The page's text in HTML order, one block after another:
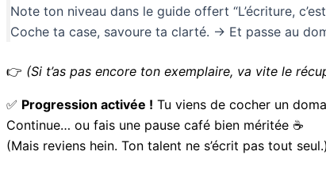
Note ton niveau dans le guide offert “L’écriture,
Coche ta case, savoure ta clarté. → Et passe au
👉 (Si t’as pas encore ton exemplaire, va vite le
✅ Progression activée ! Tu viens de cocher un
Continue… ou fais une pause café bien méritée ☕
(Mais reviens hein. Ton talent ne s’écrit pas tout seul.)